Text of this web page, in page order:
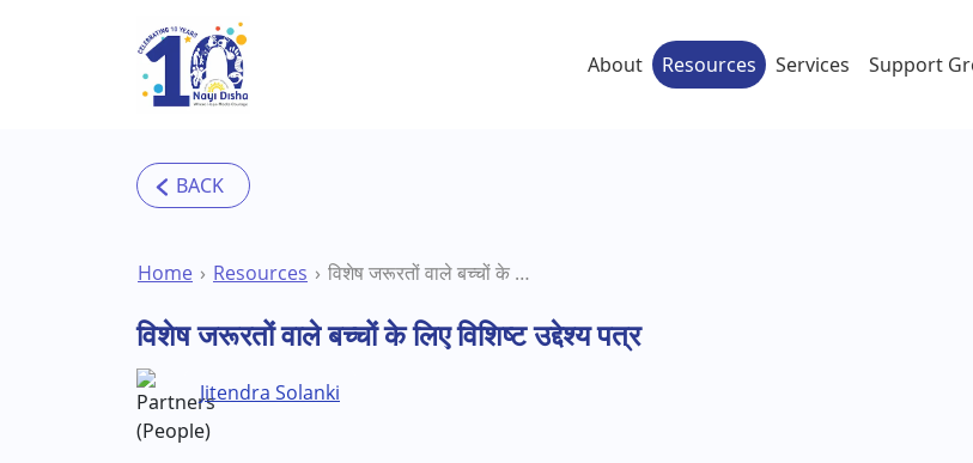
Skip to main content
About Resources Services Support
Home Resources विशेष जरूरतों वाले बच्चों के लिए विशिष्ट उद्देश्य पत्र
विशेष जरूरतों वाले बच्चों के लिए विशिष्ट उद्देश्य पत्र
Jitendra Solanki